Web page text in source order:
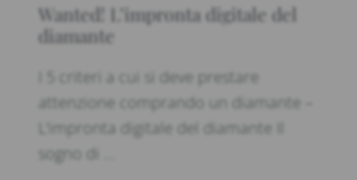
Wanted! L’impronta digitale del
diamante
I 5 criteri a cui si deve prestare
attenzione comprando un diamante –
L’impronta digitale del diamante Il
sogno di …